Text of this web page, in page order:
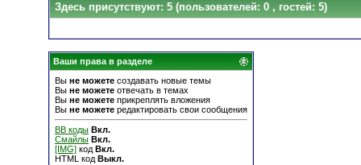
Здесь присутствуют: 5 (пользователей: 0 , гостей: 5)
Ваши права в разделе
Вы не можете создавать новые темы
Вы не можете отвечать в темах
Вы не можете прикреплять вложения
Вы не можете редактировать свои сообщения
BB коды Вкл.
Смайлы Вкл.
[IMG] код Вкл.
HTML код Выкл.